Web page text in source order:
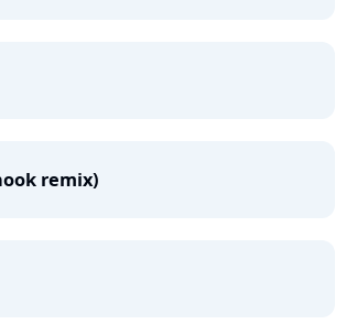
remix)